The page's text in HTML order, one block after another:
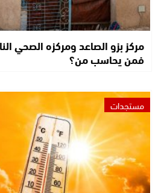
مركز بزو الصاعد ومركزه الصحي
فمن يحاسب من؟
مستجدات